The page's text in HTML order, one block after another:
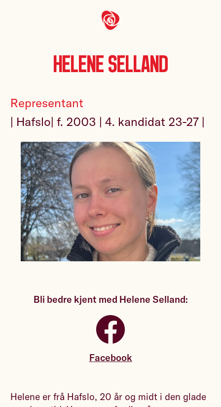
Helene Selland
Representant
| Hafslo| f. 2003 | 4. kandidat 23-27 |
Bli bedre kjent med Helene Selland:
Facebook
Helene er frå Hafslo, 20 år og midt i den glade